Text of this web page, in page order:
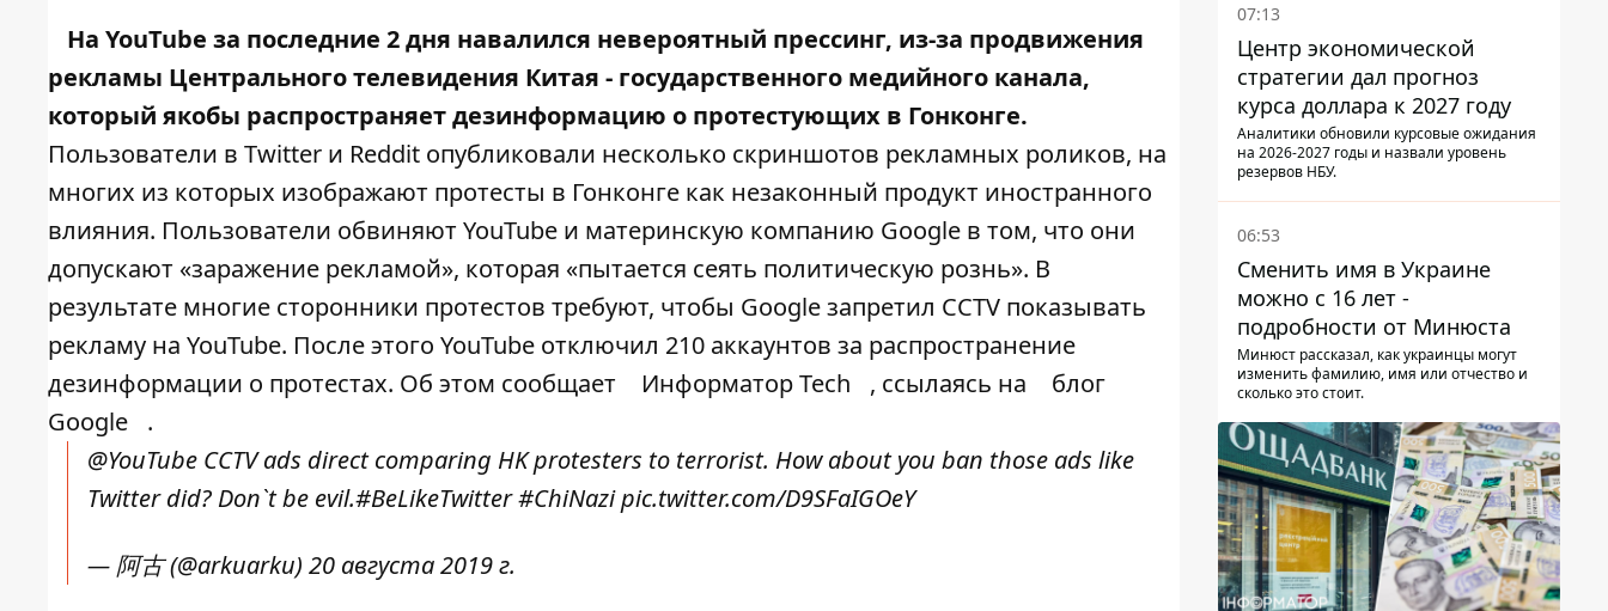
На YouTube за последние 2 дня навалился невероятный прессинг, из-за продвижения
рекламы Центрального телевидения Китая - государственного медийного канала,
который якобы распространяет дезинформацию о протестующих в Гонконге.
Пользователи в Twitter и Reddit опубликовали несколько скриншотов рекламных роликов, на
многих из которых изображают протесты в Гонконге как незаконный продукт иностранного
влияния. Пользователи обвиняют YouTube и материнскую компанию Google в том, что они
допускают «заражение рекламой», которая «пытается сеять политическую рознь». В
результате многие сторонники протестов требуют, чтобы Google запретил CCTV показывать
рекламу на YouTube. После этого YouTube отключил 210 аккаунтов за распространение
дезинформации о протестах. Об этом сообщает
Информатор Tech , ссылаясь на
блог
Google
.
@YouTube CCTV ads direct comparing HK protesters to terrorist. How about you ban those ads like
Twitter did? Don`t be evil.#BeLikeTwitter#ChiNazipic.twitter.com/D9SFaIGOeY
— 阿古 (@arkuarku) 20 августа 2019 г.
07:13
Центр экономической
стратегии дал прогноз
курса доллара к 2027 году
Аналитики обновили курсовые ожидания
на 2026-2027 годы и назвали уровень
резервов НБУ.
06:53
Сменить имя в Украине
можно с 16 лет -
подробности от Минюста
Минюст рассказал, как украинцы могут
изменить фамилию, имя или отчество и
сколько это стоит.